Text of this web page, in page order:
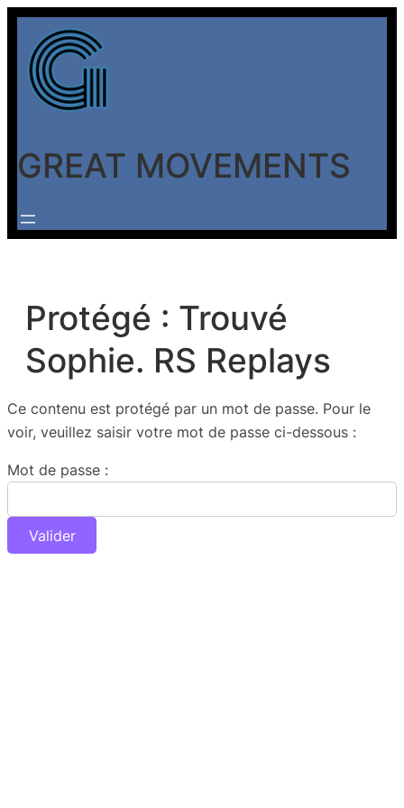
Aller
contenu
GREAT MOVEMENTS
Protégé : Trouvé
Sophie. RS Replays
Ce contenu est protégé par un mot de passe. Pour le
voir, veuillez saisir votre mot de passe ci-dessous :
Mot de passe :